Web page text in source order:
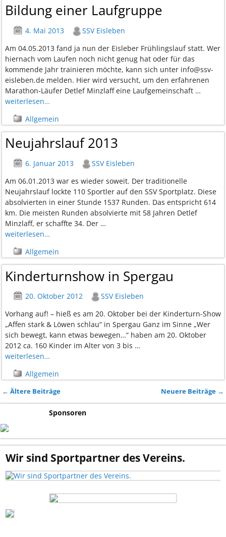
Bildung einer Laufgruppe
4. Mai 2013
SSV Eisleben
Am 04.05.2013 fand ja nun der Eisleber Frühlingslauf statt. Wer
hiernach vom Laufen noch nicht genug hat oder für das
kommende Jahr trainieren möchte, kann sich unter info@ssv-
eisleben.de melden. Hier wird versucht, um den erfahrenen
Marathon-Läufer Detlef Minzlaff eine Laufgemeinschaft …
weiterlesen…
Allgemein
Neujahrslauf 2013
6. Januar 2013
SSV Eisleben
Am 06.01.2013 war es wieder soweit. Der traditionelle
Neujahrslauf lockte 110 Sportler auf den SSV Sportplatz. Diese
absolvierten in einer Stunde 1537 Runden. Das entspricht 614
km. Die meisten Runden absolvierte mit 58 Jahren Detlef
Minzlaff, er schaffte 34. Der …
weiterlesen…
Allgemein
Kinderturnshow in Spergau
20. Oktober 2012
SSV Eisleben
Vorhang auf! – hieß es am 20. Oktober bei der Kinderturn-Show
„Affen stark & Löwen schlau“ in Spergau Ganz im Sinne „Wer
sich bewegt, kann etwas bewegen…“ haben am 20. Oktober
2012 ca. 160 Kinder im Alter von 3 bis …
weiterlesen…
Allgemein
Artikelnavigation
← Ältere Beiträge Neuere Beiträge →
Sponsoren
Wir sind Sportpartner des Vereins.